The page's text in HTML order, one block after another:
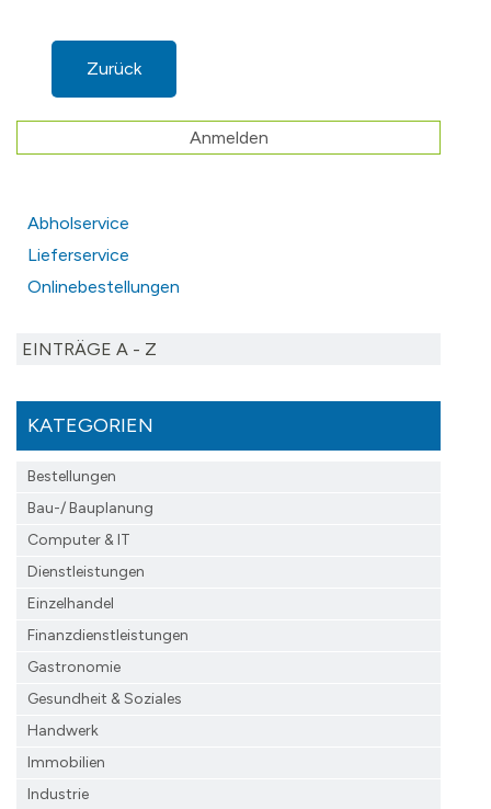
Zurück
Anmelden
Abholservice
Lieferservice
Onlinebestellungen
EINTRÄGE A - Z
KATEGORIEN
Bestellungen
Bau-/ Bauplanung
Computer & IT
Dienstleistungen
Einzelhandel
Finanzdienst­leistungen
Gastronomie
Gesundheit & Soziales
Handwerk
Immobilien
Industrie